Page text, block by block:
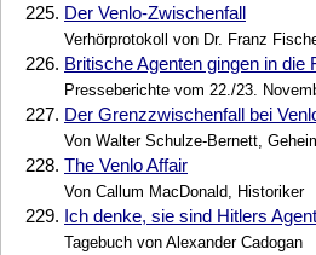
225. Der Venlo-Zwischenfall
Verhörprotokoll von Dr. Franz
226. Britische Agenten gingen in die
Presseberichte vom 22./23.
227. Der Grenzzwischenfall bei
Von Walter Schulze-Bernett,
228. The Venlo Affair
Von Callum MacDonald, Historiker
229. Ich denke, sie sind Hitlers
Tagebuch von Alexander Cadogan